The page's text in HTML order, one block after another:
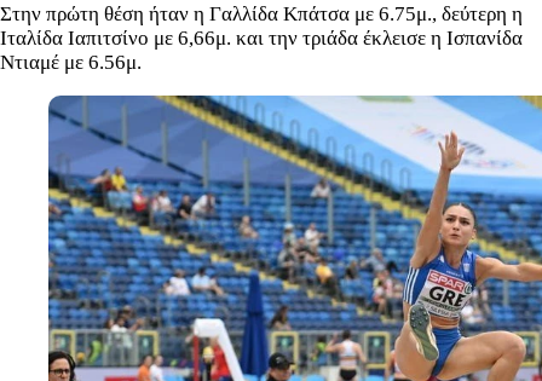
Στην πρώτη θέση ήταν η Γαλλίδα Κπάτσα με 6.75μ., δεύτερη η
Ιταλίδα Ιαπιτσίνο με 6,66μ. και την τριάδα έκλεισε η Ισπανίδα
Ντιαμέ με 6.56μ.